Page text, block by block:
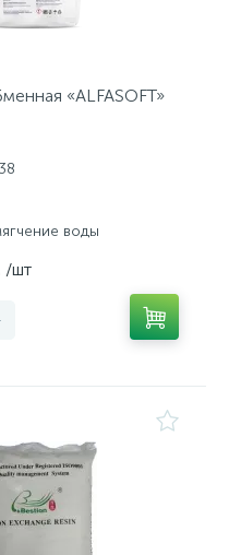
«ALFASOFT»
воды
/шт